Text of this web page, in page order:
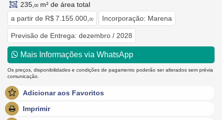
235, 00 m² de área total
a partir de R$ 7.155.000, 00 Incorporação: Marena
Previsão de Entrega: dezembro / 2028
Mais Informações via WhatsApp
Os preços, disponibilidades e condições de pagamento poderão ser alterados sem prévia
comunicação.
Adicionar aos Favoritos
Imprimir